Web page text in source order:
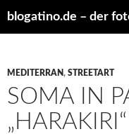
blogatino.de – der
MEDITERRAN, STREETART
SOMA IN
„HARAKIRI“